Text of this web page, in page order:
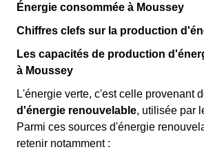
Énergie consommée à Moussey
Chiffres clefs sur la production
Les capacités de production
à Moussey
L'énergie verte, c'est celle provenant
d'énergie renouvelable, utilisée par
Parmi ces sources d'énergie
retenir notamment :